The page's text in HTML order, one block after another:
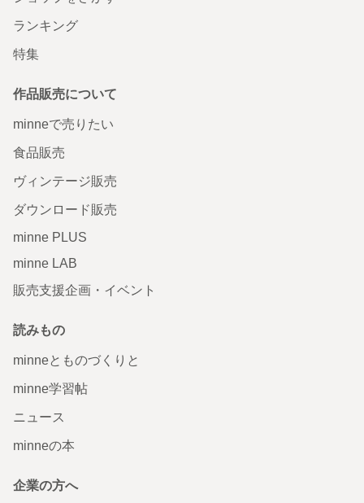
ランキング
特集
作品販売について
minneで売りたい
食品販売
ヴィンテージ販売
ダウンロード販売
minne PLUS
minne LAB
販売支援企画・イベント
読みもの
minneとものづくりと
minne学習帖
ニュース
minneの本
企業の方へ